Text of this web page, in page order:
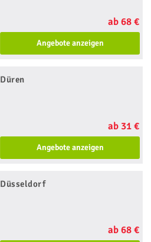
ab 68 €
Angebote anzeigen
Düren
ab 31 €
Angebote anzeigen
Düsseldorf
ab 68 €